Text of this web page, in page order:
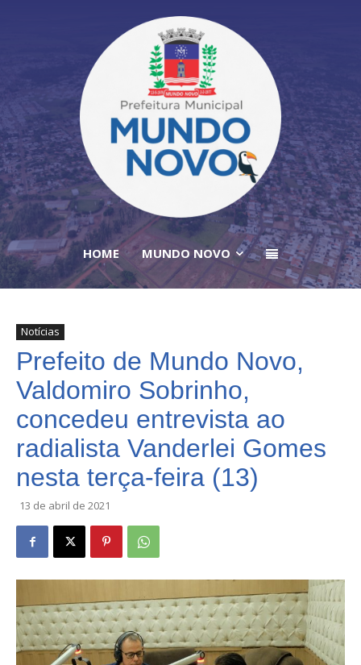
HOME MUNDO NOVO
Notícias
Prefeito de Mundo Novo,
Valdomiro Sobrinho,
concedeu entrevista ao
radialista Vanderlei Gomes
nesta terça-feira (13)
13 de abril de 2021